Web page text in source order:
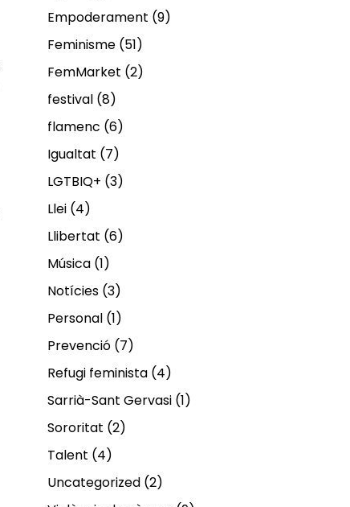
Empoderament (9)
Feminisme (51)
FemMarket (2)
festival (8)
flamenc (6)
Igualtat (7)
LGTBIQ+ (3)
Llei (4)
Llibertat (6)
Música (1)
Notícies (3)
Personal (1)
Prevenció (7)
Refugi feminista (4)
Sarrià-Sant Gervasi (1)
Sororitat (2)
Talent (4)
Uncategorized (2)